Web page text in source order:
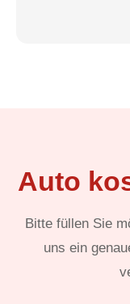
Auto
Bitte füllen Sie
uns ein